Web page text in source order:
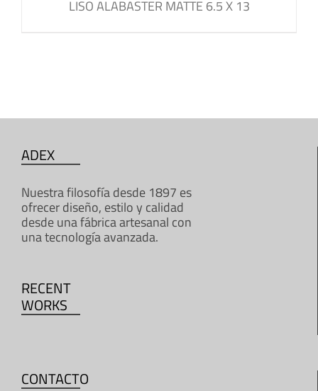
LISO ALABASTER MATTE 6.5 X 13
ADEX
Nuestra filosofía desde 1897 es
ofrecer diseño, estilo y calidad
desde una fábrica artesanal con
una tecnología avanzada.
RECENT
WORKS
CONTACTO